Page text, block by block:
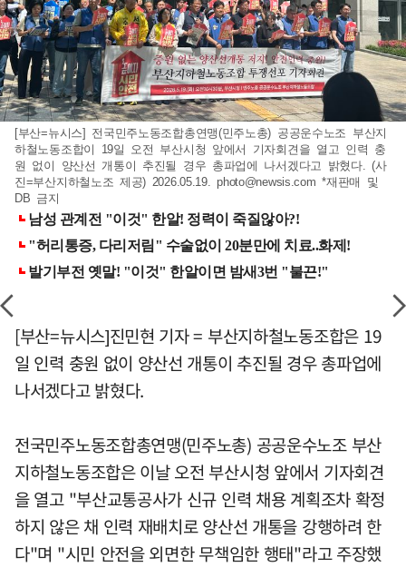
[부산=뉴시스] 전국민주노동조합총연맹(민주노총) 공공운수노조 부산지
하철노동조합이 19일 오전 부산시청 앞에서 기자회견을 열고 인력 충
원 없이 양산선 개통이 추진될 경우 총파업에 나서겠다고 밝혔다. (사
진=부산지하철노조 제공) 2026.05.19.photo@newsis.com *재판매 및
DB 금지
[부산=뉴시스]진민현 기자 = 부산지하철노동조합은 19
일 인력 충원 없이 양산선 개통이 추진될 경우 총파업에
나서겠다고 밝혔다.
전국민주노동조합총연맹(민주노총) 공공운수노조 부산
지하철노동조합은 이날 오전 부산시청 앞에서 기자회견
을 열고 "부산교통공사가 신규 인력 채용 계획조차 확정
하지 않은 채 인력 재배치로 양산선 개통을 강행하려 한
다"며 "시민 안전을 외면한 무책임한 행태"라고 주장했